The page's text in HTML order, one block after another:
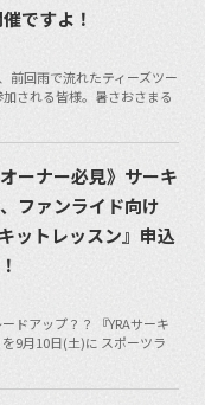
ですよ！
前回雨で流れたティーズツー
加される皆様。暑さおさまる
ーナー必見》サーキ
ファンライド向け
キットレッスン』申込
ドアップ？？ 『YRAサーキ
9月10日(土)に スポーツラ